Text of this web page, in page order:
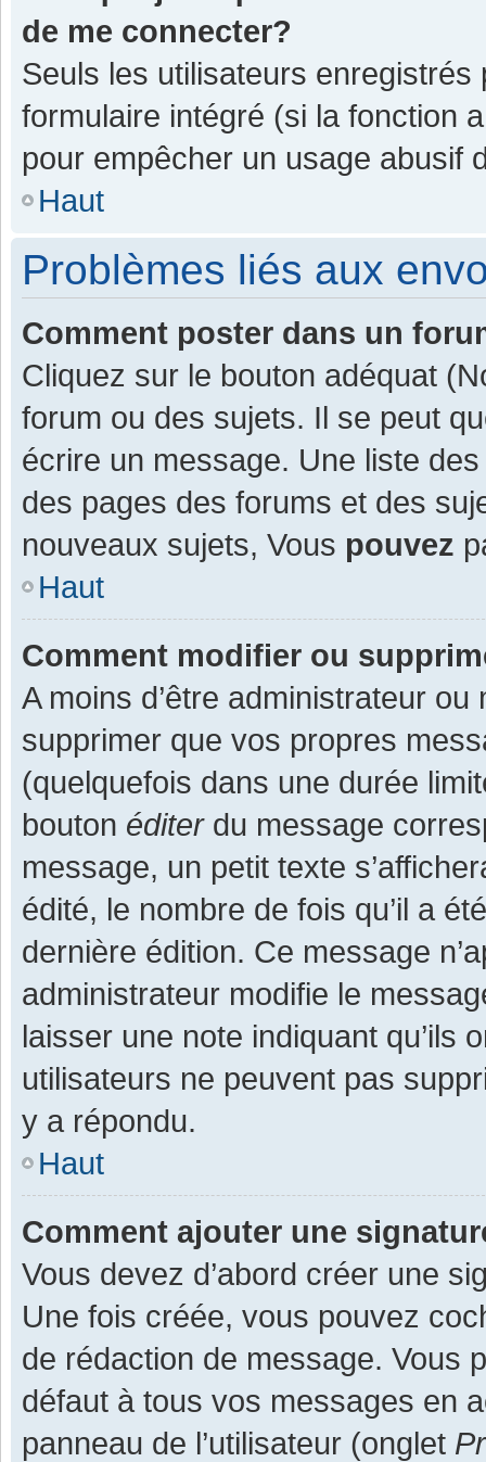
de me connecter?
Seuls les utilisateurs enregistrés
formulaire intégré (si la fonction
pour empêcher un usage abusif
Haut
Problèmes liés aux
Comment poster dans un
Cliquez sur le bouton adéquat
forum ou des sujets. Il se peut
écrire un message. Une liste
des pages des forums et des
nouveaux sujets, Vous pouvez
Haut
Comment modifier ou
A moins d’être administrateur
supprimer que vos propres
(quelquefois dans une durée
bouton éditerdu message
message, un petit texte
édité, le nombre de fois qu’il a
dernière édition. Ce message
administrateur modifie le
laisser une note indiquant qu’ils
utilisateurs ne peuvent pas
y a répondu.
Haut
Comment ajouter une
Vous devez d’abord créer une
Une fois créée, vous pouvez
de rédaction de message. Vous
défaut à tous vos messages en
panneau de l’utilisateur (onglet